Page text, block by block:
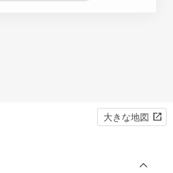
大きな地図